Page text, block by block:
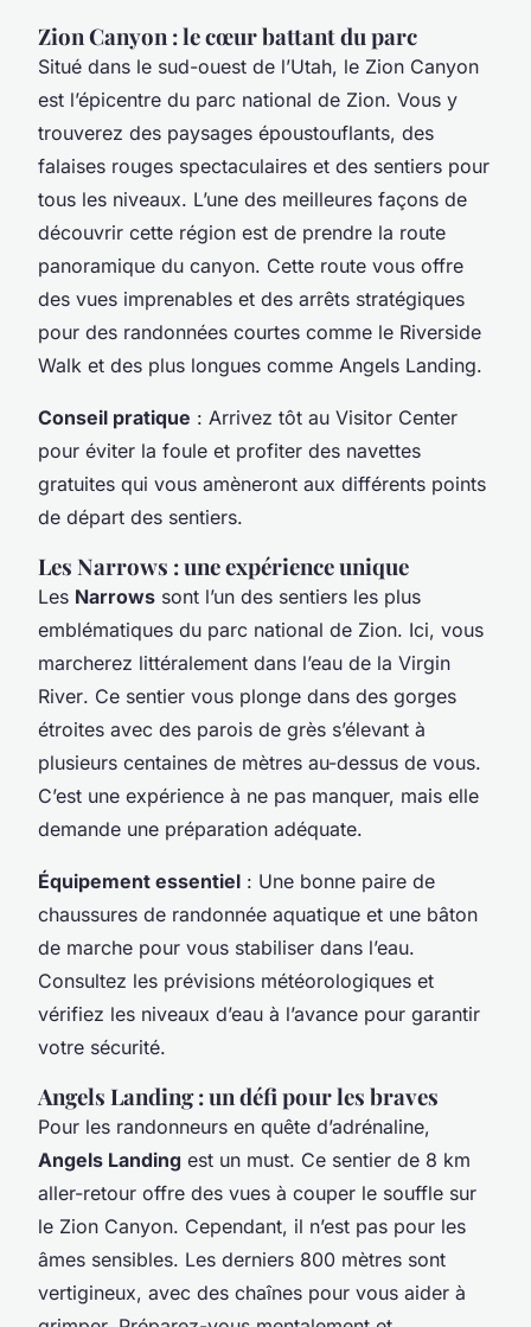
Zion Canyon : le cœur battant du parc
Situé dans le sud-ouest de l’Utah, le Zion Canyon
est l’épicentre du parc national de Zion. Vous y
trouverez des paysages époustouflants, des
falaises rouges spectaculaires et des sentiers pour
tous les niveaux. L’une des meilleures façons de
découvrir cette région est de prendre la route
panoramique du canyon. Cette route vous offre
des vues imprenables et des arrêts stratégiques
pour des randonnées courtes comme le Riverside
Walk et des plus longues comme Angels Landing.
Conseil pratique : Arrivez tôt au Visitor Center
pour éviter la foule et profiter des navettes
gratuites qui vous amèneront aux différents points
de départ des sentiers.
Les Narrows : une expérience unique
Les Narrows sont l’un des sentiers les plus
emblématiques du parc national de Zion. Ici, vous
marcherez littéralement dans l’eau de la Virgin
River. Ce sentier vous plonge dans des gorges
étroites avec des parois de grès s’élevant à
plusieurs centaines de mètres au-dessus de vous.
C’est une expérience à ne pas manquer, mais elle
demande une préparation adéquate.
Équipement essentiel : Une bonne paire de
chaussures de randonnée aquatique et une bâton
de marche pour vous stabiliser dans l’eau.
Consultez les prévisions météorologiques et
vérifiez les niveaux d’eau à l’avance pour garantir
votre sécurité.
Angels Landing : un défi pour les braves
Pour les randonneurs en quête d’adrénaline,
Angels Landing est un must. Ce sentier de 8 km
aller-retour offre des vues à couper le souffle sur
le Zion Canyon. Cependant, il n’est pas pour les
âmes sensibles. Les derniers 800 mètres sont
vertigineux, avec des chaînes pour vous aider à